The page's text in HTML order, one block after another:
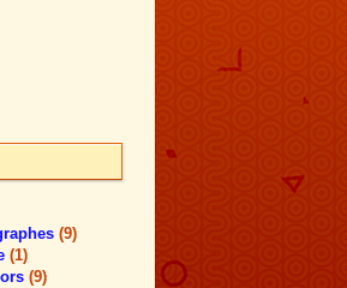
(9)
(1)
(9)